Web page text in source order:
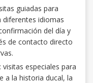
guiadas para
diferentes idiomas
del día y
de contacto directo
: visitas especiales para
a la historia ducal, la